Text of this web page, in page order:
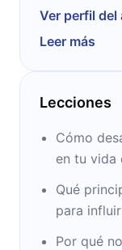
Trabajó
además de
el autor de
monje que
Ver perfil del
Leer más
Lecciones
Cómo
en tu vida
Qué
para
Por qué